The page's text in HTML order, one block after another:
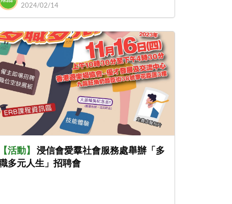
2024/02/14
【活動】 浸信會愛羣社會服務處舉辦「多
多元人生」招聘會